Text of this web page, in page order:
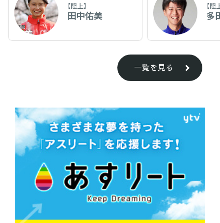
【陸上】
田中佑美
【陸
多
一覧を見る